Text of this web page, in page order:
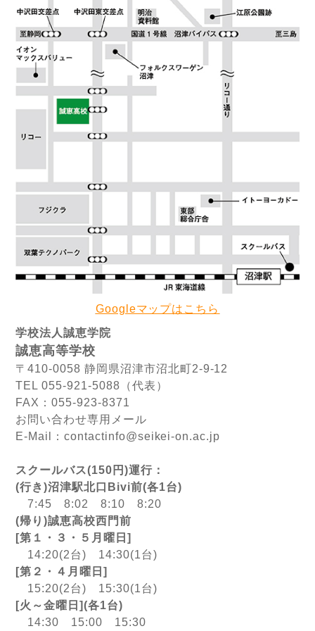
Googleマップはこちら
学校法人誠恵学院
誠恵高等学校
〒410-0058 静岡県沼津市沼北町2-9-12
TEL 055-921-5088（代表）
FAX：055-923-8371
お問い合わせ専用メール
E-Mail：contactinfo@seikei-on.ac.jp
スクールバス(150円)運行：
(行き)沼津駅北口Bivi前(各1台)
7:45 8:02 8:10 8:20
(帰り)誠恵高校西門前
[第１・３・５月曜日]
14:20(2台) 14:30(1台)
[第２・４月曜日]
15:20(2台) 15:30(1台)
[火～金曜日](各1台)
14:30 15:00 15:30